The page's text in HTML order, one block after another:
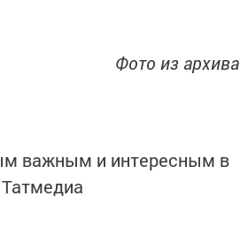
Фото из архива
важным и интересным в
Татмедиа